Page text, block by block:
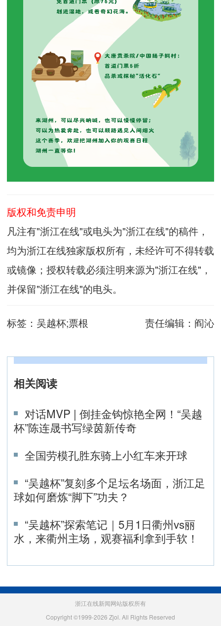
版权和免责申明
凡注有"浙江在线"或电头为"浙江在线"的稿件，
均为浙江在线独家版权所有，未经许可不得转载
或镜像；授权转载必须注明来源为"浙江在线"，
并保留"浙江在线"的电头。
标签： 吴越杯;票根 责任编辑： 阎沁
相关阅读
对话MVP | 倒挂金钩惊艳全网！“吴越
杯”陈连晟书写绿茵新传奇
全国劳模孔胜东骑上小红车来开球
“吴越杯”复刻多个足坛名场面，浙江足
球如何磨炼“脚下”功夫？
“吴越杯”探索笔记｜5月1日衢州vs丽
水，来衢州主场，观赛福利拿到手软！
浙江在线新闻网站版权所有
Copyright ©1999-2026 Zjol. All Rights Reserved